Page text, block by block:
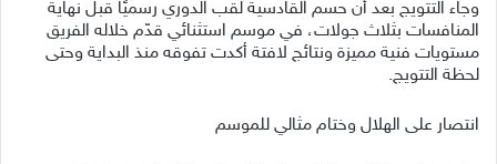
وجاء التتويج بعد أن حسم القادسية لقب الدوري رسميًا قبل نهاية
المنافسات بثلاث جولات، في موسم استثنائي قدّم خلاله الفريق
مستويات فنية مميزة ونتائج لافتة أكدت تفوقه منذ البداية وحتى
لحظة التتويج.
انتصار على الهلال وختام مثالي للموسم